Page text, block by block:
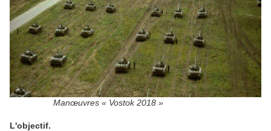
Manœuvres « Vostok 2018 »
L'objectif.